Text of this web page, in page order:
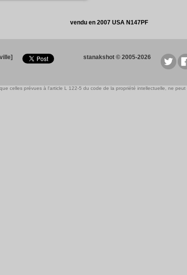
vendu en 2007 USA N147PF
stanakshot © 2005-2026
celles prévues à l'article L 122-5 du code de la propriété intellectuelle, ne